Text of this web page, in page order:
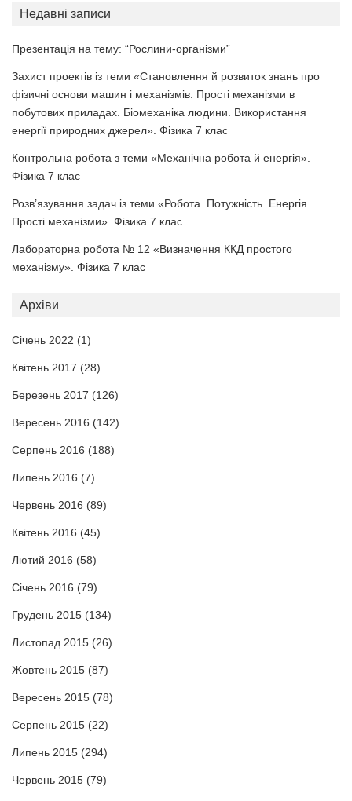
Недавні записи
Презентація на тему: “Рослини-організми”
Захист проектів із теми «Становлення й розвиток знань про
фізичні основи машин і механізмів. Прості механізми в
побутових приладах. Біомеханіка людини. Використання
енергії природних джерел». Фізика 7 клас
Контрольна робота з теми «Механічна робота й енергія».
Фізика 7 клас
Розв’язування задач із теми «Робота. Потужність. Енергія.
Прості механізми». Фізика 7 клас
Лабораторна робота № 12 «Визначення ККД простого
механізму». Фізика 7 клас
Архіви
Січень 2022 (1)
Квітень 2017 (28)
Березень 2017 (126)
Вересень 2016 (142)
Серпень 2016 (188)
Липень 2016 (7)
Червень 2016 (89)
Квітень 2016 (45)
Лютий 2016 (58)
Січень 2016 (79)
Грудень 2015 (134)
Листопад 2015 (26)
Жовтень 2015 (87)
Вересень 2015 (78)
Серпень 2015 (22)
Липень 2015 (294)
Червень 2015 (79)